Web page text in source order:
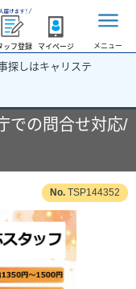
ッフ登録 マイページ メニュー
探しはキャリステ
での問合せ対応/
TSP144352